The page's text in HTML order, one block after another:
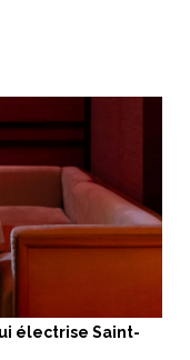
électrise Saint-